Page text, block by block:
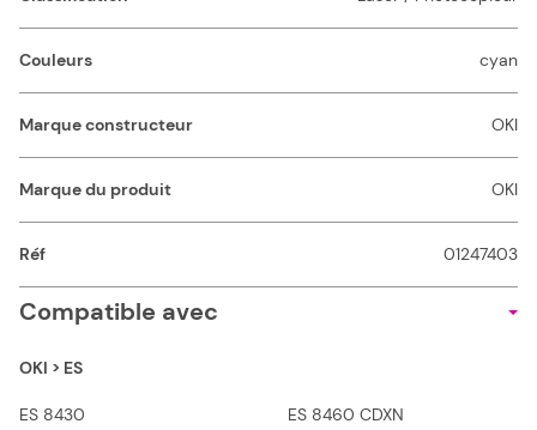
Couleurs cyan
Marque constructeur OKI
Marque du produit OKI
Réf 01247403
Compatible avec
OKI > ES
ES 8430
ES 8460 CDXN